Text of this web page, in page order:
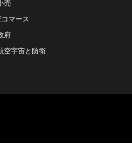
売
コマース
府
空宇宙と防衛